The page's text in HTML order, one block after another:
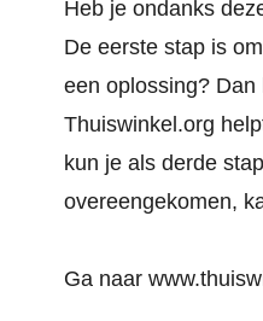
Heb je ondanks
De eerste stap is
een oplossing?
Thuiswinkel.org
kun je als derde
overeengekomen,
Ga naar